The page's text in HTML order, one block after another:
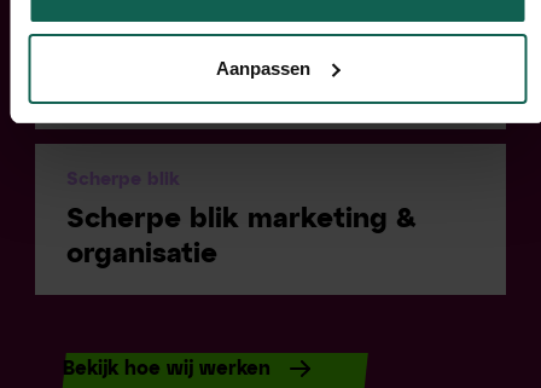
Aanpassen
Scherpe blik
Scherpe blik marketing &
organisatie
Bekijk hoe wij werken